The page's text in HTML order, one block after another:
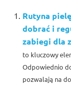
Rutyna
dobrać i
zabiegi dla
to kluczowy
Odpowiednio
pozwalają na